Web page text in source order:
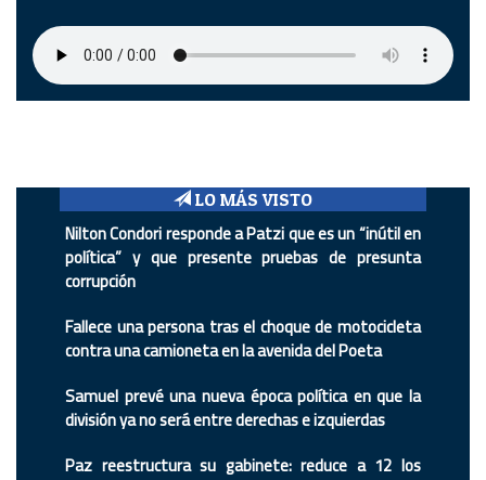
LO MÁS VISTO
Nilton Condori responde a Patzi que es un “inútil en
política” y que presente pruebas de presunta
corrupción
Fallece una persona tras el choque de motocicleta
contra una camioneta en la avenida del Poeta
Samuel prevé una nueva época política en que la
división ya no será entre derechas e izquierdas
Paz reestructura su gabinete: reduce a 12 los